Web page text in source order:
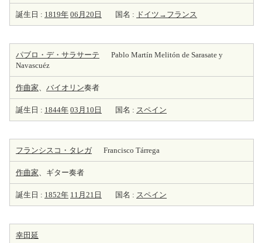
誕生日 : 1819年 06月20日 国名 : ドイツ→フランス
パブロ・デ・サラサーテ
Pablo Martín Melitón de Sarasate y
Navascuéz
作曲家、 バイオリン奏者
誕生日 : 1844年 03月10日 国名 : スペイン
フランシスコ・タレガ Francisco Tárrega
作曲家、ギター奏者
誕生日 : 1852年 11月21日 国名 : スペイン
幸田延